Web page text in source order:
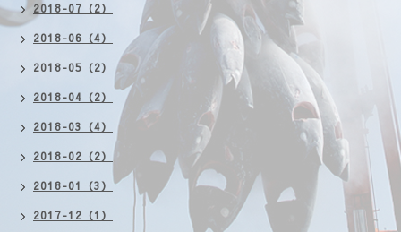
2018-07（2）
2018-06（4）
2018-05（2）
2018-04（2）
2018-03（4）
2018-02（2）
2018-01（3）
2017-12（1）